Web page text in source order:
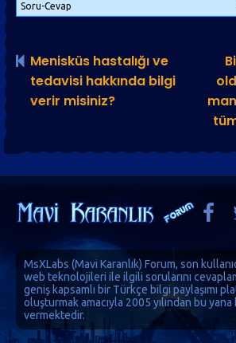
Soru-Cevap
Menisküs hastalığı ve
tedavisi hakkında bilgi
verir misiniz?
MsXLabs (Mavi Karanlık) Forum, son
web teknolojileri ile ilgili sorularını
geniş kapsamlı bir Türkçe bilgi paylaşımı
oluşturmak amacıyla 2005 yılından bu
vermektedir.